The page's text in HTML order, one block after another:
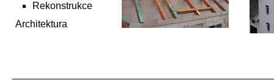
Rekonstrukce
Architektura